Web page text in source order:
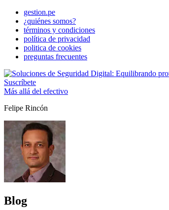
gestion.pe
¿quiénes somos?
términos y condiciones
política de privacidad
politica de cookies
preguntas frecuentes
Suscríbete
Más allá del efectivo
Felipe Rincón
Blog